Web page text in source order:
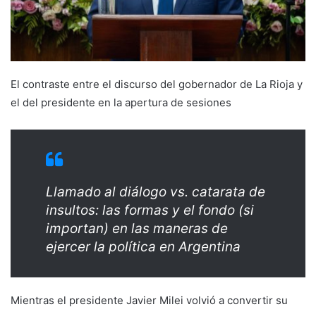
El contraste entre el discurso del gobernador de La Rioja y
el del presidente en la apertura de sesiones
Llamado al diálogo vs. catarata de
insultos: las formas y el fondo (si
importan) en las maneras de
ejercer la política en Argentina
Mientras el presidente Javier Milei volvió a convertir su